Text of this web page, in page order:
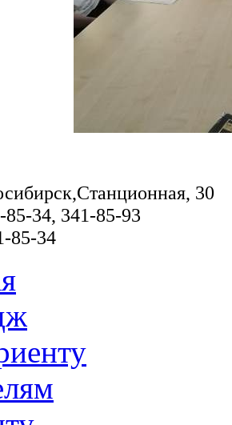
30
34, 341-85-93
85-34